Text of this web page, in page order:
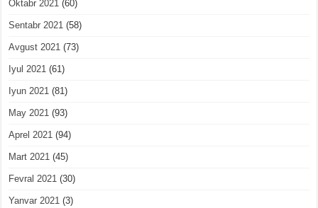
Oktabr 2021 (60)
Sentabr 2021 (58)
Avgust 2021 (73)
Iyul 2021 (61)
Iyun 2021 (81)
May 2021 (93)
Aprel 2021 (94)
Mart 2021 (45)
Fevral 2021 (30)
Yanvar 2021 (3)